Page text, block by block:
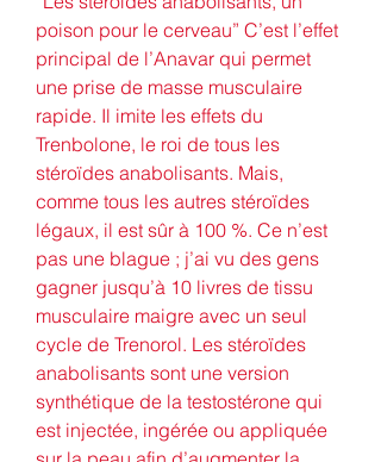
poison pour le cerveau” C’est l’effet
principal de l’Anavar qui permet
une prise de masse musculaire
rapide. Il imite les effets du
Trenbolone, le roi de tous les
stéroïdes anabolisants. Mais,
comme tous les autres stéroïdes
légaux, il est sûr à 100 %. Ce n’est
pas une blague ; j’ai vu des gens
gagner jusqu’à 10 livres de tissu
musculaire maigre avec un seul
cycle de Trenorol. Les stéroïdes
anabolisants sont une version
synthétique de la testostérone qui
est injectée, ingérée ou appliquée